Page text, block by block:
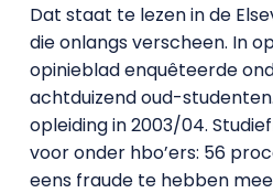
Dat staat te lezen in de
die onlangs verscheen. In
opinieblad enquêteerde
achtduizend oud-
opleiding in 2003/04.
voor onder hbo’ers: 56
eens fraude te hebben